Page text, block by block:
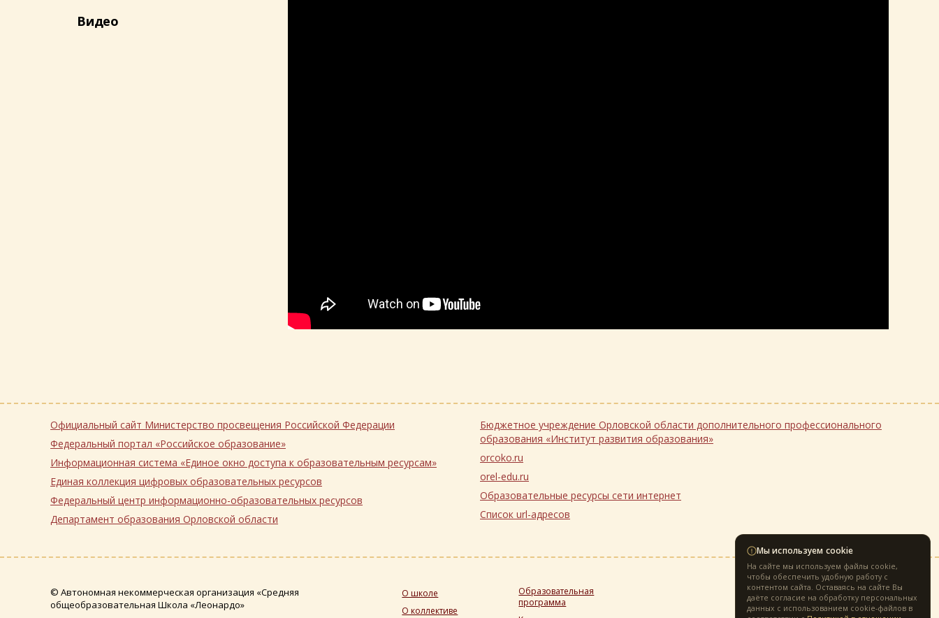
Видео
Официальный сайт Министерство просвещения Российской Федерации
Федеральный портал «Российское образование»
Информационная система «Единое окно доступа к образовательным ресурсам»
Единая коллекция цифровых образовательных ресурсов
Федеральный центр информационно-образовательных ресурсов
Департамент образования Орловской области
Бюджетное учреждение Орловской области дополнительного профессионального
образования «Институт развития образования»
orcoko.ru
orel-edu.ru
Образовательные ресурсы сети интернет
Список url-адресов
© Автономная некоммерческая организация «Средняя
общеобразовательная Школа «Леонардо»
О школе
О коллективе
Образовательная
программа
Разработка сайта — itprom
Мы используем cookie
На сайте мы используем файлы cookie,
чтобы обеспечить удобную работу с
контентом сайта. Оставаясь на сайте Вы
даёте согласие на обработку персональных
данных с использованием cookie-файлов в